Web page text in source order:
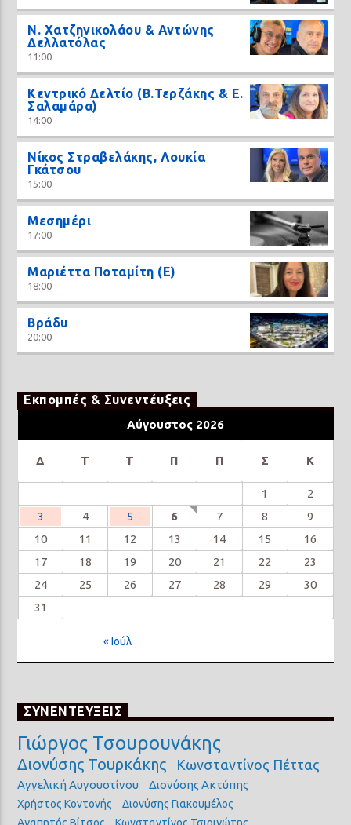
N. Χατζηνικολάου & Αντώνης
Δελλατόλας
11:00
Κεντρικό Δελτίο (Β.Τερζάκης & Ε.
Σαλαμάρα)
14:00
Νίκος Στραβελάκης, Λουκία
Γκάτσου
15:00
Μεσημέρι
17:00
Μαριέττα Ποταμίτη (Ε)
18:00
Βράδυ
20:00
Εκπομπές & Συνεντέυξεις
Αύγουστος 2026
Δ Τ Τ Π Π Σ Κ
1
2
3
4 5 6 7 8
9
10
11 12 13 14 15
16
17
18 19 20 21 22
23
24
25 26 27 28 29
30
31
« Ιούλ
ΣΥΝΕΝΤΕΥΞΕΙΣ
Γιώργος Τσουρουνάκης
Διονύσης Τουρκάκης Κωνσταντίνος Πέττας
Αγγελική Αυγουστίνου Διονύσης Ακτύπης
Χρήστος Κοντονής
Διονύσης Γιακουμέλος
Αγαπητός Βίτσος
Κωνσταντίνος Τσιριγώτης